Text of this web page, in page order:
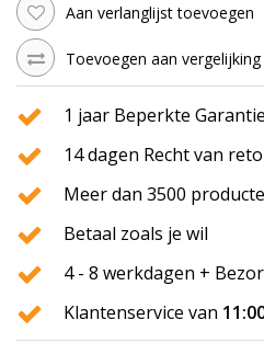
Aan verlanglijst toevoegen
Toevoegen aan vergelijking
1 jaar Beperkte Garantie
14 dagen Recht van
Meer dan 3500
Betaal zoals je wil
4 - 8 werkdagen +
Klantenservice van